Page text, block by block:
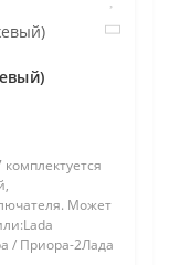
Может
/ Приора-2Лада